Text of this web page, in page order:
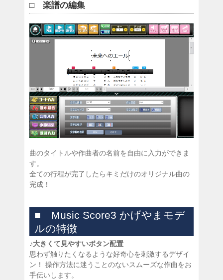
□ 楽譜の編集
曲のタイトルや作曲者の名前を自由に入力ができま
す。
全ての行程が完了したらキミだけのオリジナル曲の
完成！
■ Music Score3 かげやまモデ
ルの特徴
♪大きくて見やすいボタン配置
思わず触りたくなるような好奇心を刺激するデザイ
ン！ 操作方法に迷うことのないスムーズな作曲をお
手伝いします。